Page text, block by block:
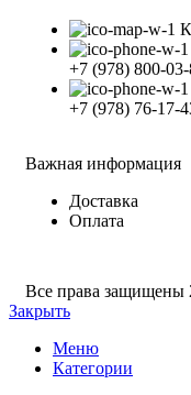
+7 (978) 800-
+7 (978) 76-17-
Важная информация
Доставка
Оплата
Все права защищены
Закрыть
Меню
Категории